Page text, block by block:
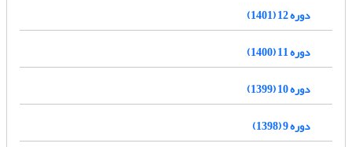
دوره 12 (1401)
دوره 11 (1400)
دوره 10 (1399)
دوره 9 (1398)